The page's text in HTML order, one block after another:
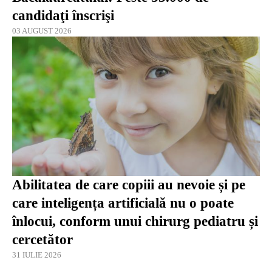
candidaţi înscrişi
03 AUGUST 2026
Abilitatea de care copiii au nevoie și pe
care inteligența artificială nu o poate
înlocui, conform unui chirurg pediatru și
cercetător
31 IULIE 2026